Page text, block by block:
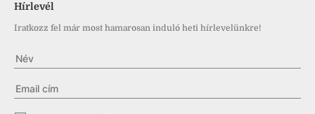
Hírlevél
Iratkozz fel már most hamarosan induló heti hírlevelünkre!